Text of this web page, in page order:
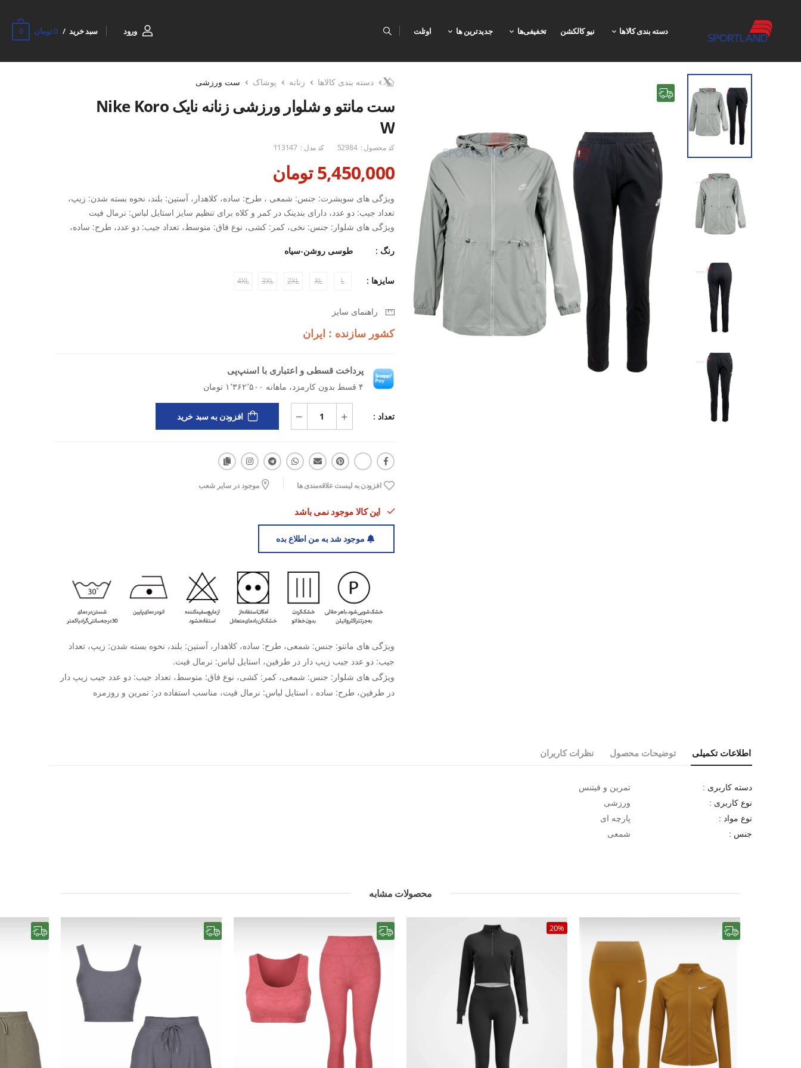
دسته بندی کالاها نیو کالکشن تخفیفی‌ها جدیدترین ها اوتلت ورود سبد خرید 0 تومان 0
دسته بندی کالاها زنانه پوشاک ست ورزشی
ست مانتو و شلوار ورزشی زنانه نایک Nike Koro
W
کد محصول : 52984 کد مدل : 113147
5,450,000 تومان
ویژگی های سویشرت: جنس: شمعی ، طرح: ساده، کلاهدار، آستین: بلند، نحوه بسته شدن: زیپ،
تعداد جیب: دو عدد، دارای بندینک در کمر و کلاه برای تنظیم سایز استایل لباس: نرمال فیت
ویژگی های شلوار: جنس: نخی، کمر: کشی، نوع فاق: متوسط، تعداد جیب: دو عدد، طرح: ساده،
رنگ :
طوسی روشن-سیاه
سایزها : L
XL
2XL
3XL
4XL
راهنمای سایز
کشور سازنده : ایران
پرداخت قسطی و اعتباری با اسنپ‌پی
۴ قسط بدون کارمزد، ماهانه ۱٬۳۶۲٬۵۰۰ تومان
تعداد : افزودن به سبد خرید
افزودن به لیست علاقه‌مندی ها موجود در سایر شعب
این کالا موجود نمی باشد
موجود شد به من اطلاع بده
ویژگی های مانتو: جنس: شمعی، طرح: ساده، کلاهدار، آستین: بلند، نحوه بسته شدن: زیپ، تعداد
جیب: دو عدد جیب زیپ دار در طرفین، استایل لباس: نرمال فیت.
ویژگی های شلوار: جنس: شمعی، کمر: کشی، نوع فاق: متوسط، تعداد جیب: دو عدد جیب زیپ دار
در طرفین، طرح: ساده ، استایل لباس: نرمال فیت، مناسب استفاده در: تمرین و روزمره
اطلاعات تکمیلی توضیحات محصول نظرات کاربران
دسته کاربری : تمرین و فیتنس
نوع کاربری : ورزشی
نوع مواد : پارچه ای
جنس : شمعی
محصولات مشابه
رایگان 20%